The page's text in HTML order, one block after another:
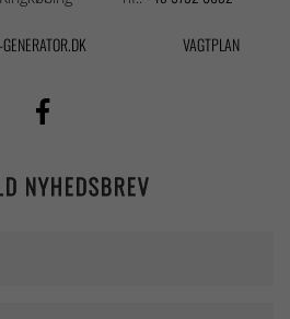
VAGTPLAN
NYHEDSBREV